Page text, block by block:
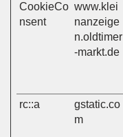
CookieCo
nsent
www.klei
nanzeige
n.oldtimer
-markt.de
rc::a
gstatic.co
m